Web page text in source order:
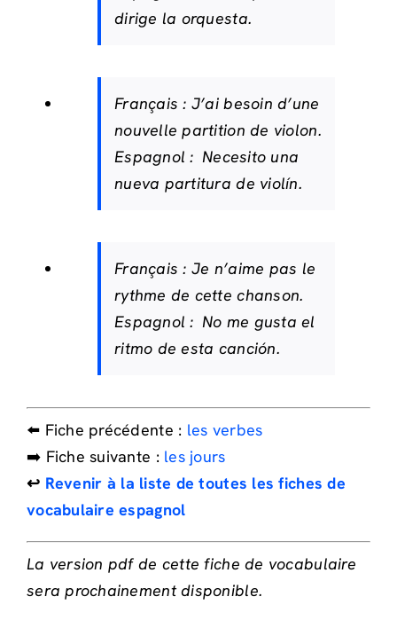
dirige la orquesta.
Français : J’ai besoin d’une
nouvelle partition de violon.
Espagnol : Necesito una
nueva partitura de violín.
Français : Je n’aime pas le
rythme de cette chanson.
Espagnol : No me gusta el
ritmo de esta canción.
⬅️ Fiche précédente : les verbes
➡️ Fiche suivante : les jours
↩️ Revenir à la liste de toutes les fiches de
vocabulaire espagnol
La version pdf de cette fiche de vocabulaire
sera prochainement disponible.